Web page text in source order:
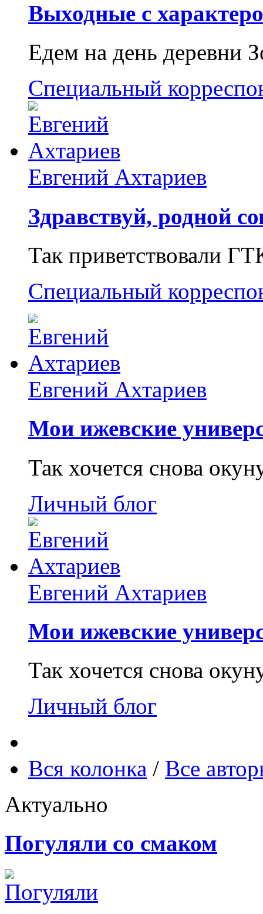
Выходные с
Едем на день деревни
Специальный
Евгений Ахтариев
Здравствуй, родной
Так приветствовали
Специальный
Евгений Ахтариев
Мои ижевские
Так хочется снова
Личный блог
Евгений Ахтариев
Мои ижевские
Так хочется снова
Личный блог
Вся колонка / Все
Актуально
Погуляли со смаком